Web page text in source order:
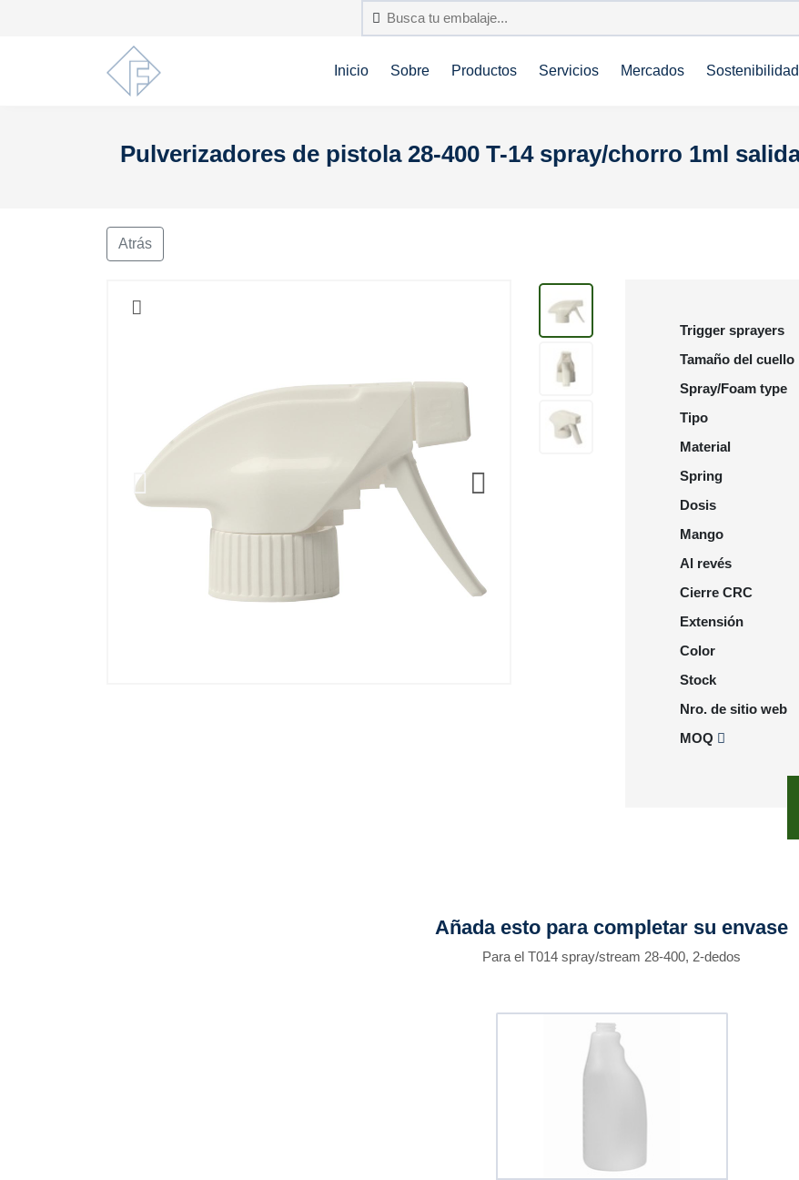
Inicio Sobre Productos Servicios Mercados Sostenibilidad
Pulverizadores de pistola 28-400 T-14 spray/chorro 1ml
Atrás
Trigger sprayers
Tamaño del cuello
Spray/Foam type
Tipo
Material
Spring
Dosis
Mango
Al revés
Cierre CRC
Extensión
Color
Stock
Nro. de sitio web
MOQ
Añada esto para completar su envase
Para el T014 spray/stream 28-400, 2-dedos